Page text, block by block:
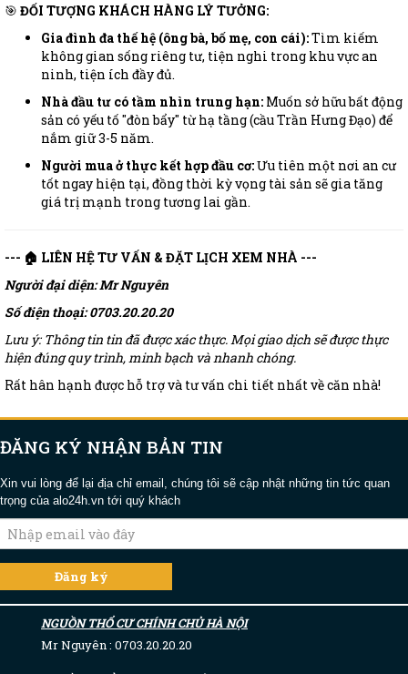
🎯 ĐỐI TƯỢNG KHÁCH HÀNG LÝ TƯỞNG:
Gia đình đa thế hệ (ông bà, bố mẹ, con cái):Tìm kiếm
không gian sống riêng tư, tiện nghi trong khu vực an
ninh, tiện ích đầy đủ.
Nhà đầu tư có tầm nhìn trung hạn: Muốn sở hữu bất động
sản có yếu tố "đòn bẩy" từ hạ tầng (cầu Trần Hưng Đạo) để
nắm giữ 3-5 năm.
Người mua ở thực kết hợp đầu cơ:Ưu tiên một nơi an cư
tốt ngay hiện tại, đồng thời kỳ vọng tài sản sẽ gia tăng
giá trị mạnh trong tương lai gần.
--- 🏠 LIÊN HỆ TƯ VẤN & ĐẶT LỊCH XEM NHÀ ---
Người đại diện: Mr Nguyên
Số điện thoại: 0703.20.20.20
Lưu ý: Thông tin tin đã được xác thực. Mọi giao dịch sẽ được thực
hiện đúng quy trình, minh bạch và nhanh chóng.
Rất hân hạnh được hỗ trợ và tư vấn chi tiết nhất về căn nhà!
ĐĂNG KÝ NHẬN BẢN TIN
Xin vui lòng để lại địa chỉ email, chúng tôi sẽ cập nhật những tin tức quan
trọng của alo24h.vn tới quý khách
NGUỒN THỔ CƯ CHÍNH CHỦ HÀ NỘI
Mr Nguyên : 0703.20.20.20